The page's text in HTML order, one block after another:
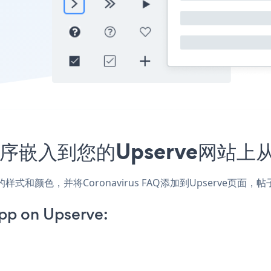
入到您的Upserve网站上
式和颜色，并将Coronavirus FAQ添加到Upserve页面，帖
on Upserve: